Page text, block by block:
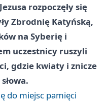
rozpoczęły się
Zbrodnię Katyńską,
na Syberię i
uczestnicy ruszyli
gdzie kwiaty i znicze
do miejsc pamięci